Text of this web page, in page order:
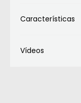
Características
Vídeos